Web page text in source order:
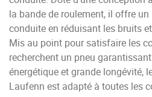
la bande de roulement, il offre
conduite en réduisant les bruits
Mis au point pour satisfaire les
recherchent un pneu
énergétique et grande longévité,
Laufenn est adapté à toutes les